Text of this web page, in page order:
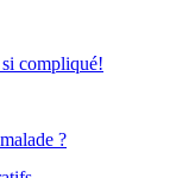
si compliqué!
?